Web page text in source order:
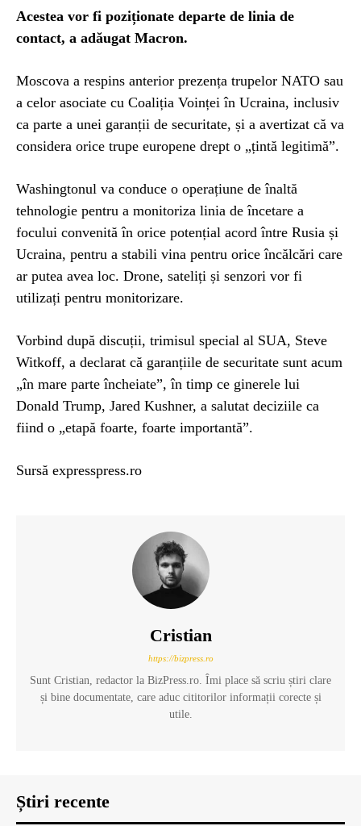
Acestea vor fi poziționate departe de linia de
contact, a adăugat Macron.
Moscova a respins anterior prezența trupelor NATO sau
a celor asociate cu Coaliția Voinței în Ucraina, inclusiv
ca parte a unei garanții de securitate, și a avertizat că va
considera orice trupe europene drept o „țintă legitimă”.
Washingtonul va conduce o operațiune de înaltă
tehnologie pentru a monitoriza linia de încetare a
focului convenită în orice potențial acord între Rusia și
Ucraina, pentru a stabili vina pentru orice încălcări care
ar putea avea loc. Drone, sateliți și senzori vor fi
utilizați pentru monitorizare.
Vorbind după discuții, trimisul special al SUA, Steve
Witkoff, a declarat că garanțiile de securitate sunt acum
„în mare parte încheiate”, în timp ce ginerele lui
Donald Trump, Jared Kushner, a salutat deciziile ca
fiind o „etapă foarte, foarte importantă”.
Sursă expresspress.ro
Cristian
https://bizpress.ro
Sunt Cristian, redactor la BizPress.ro. Îmi place să scriu știri clare
și bine documentate, care aduc cititorilor informații corecte și
utile.
Știri recente